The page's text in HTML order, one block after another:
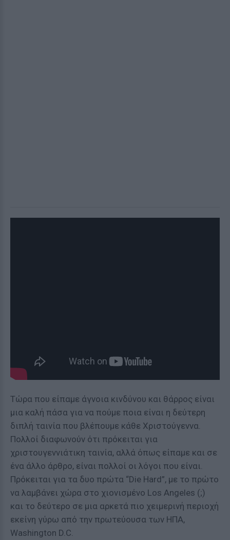
Τώρα που είπαμε άγνοια κινδύνου και θάρρος είναι
μια καλή πάσα για να πούμε ποια είναι η δεύτερη
διπλή ταινία που βλέπουμε κάθε Χριστούγεννα.
Πολλοί διαφωνούν ότι πρόκειται για
χριστουγεννιάτικη ταινία, αλλά όπως είπαμε και σε
ένα άλλο άρθρο, είναι πολλοί οι λόγοι που είναι.
Πρόκειται για τα δυο πρώτα “Die Hard”, με το πρώτο
να λαμβάνει χώρα στο χιονισμένο Los Angeles (;)
και το δεύτερο σε μια αρκετά πιο χειμερινή περιοχή
εκείνη γύρω από την πρωτεύουσα των ΗΠΑ,
Washington D.C.